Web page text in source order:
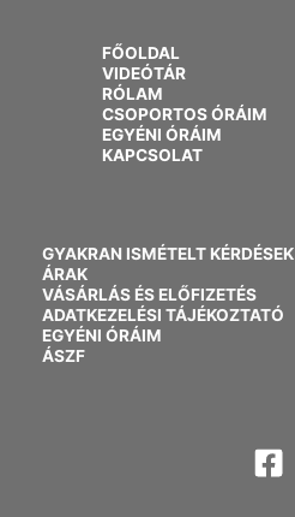
FŐOLDAL
VIDEÓTÁR
RÓLAM
CSOPORTOS ÓRÁIM
EGYÉNI ÓRÁIM
KAPCSOLAT
GYAKRAN ISMÉTELT KÉRDÉSEK
ÁRAK
VÁSÁRLÁS ÉS ELŐFIZETÉS
ADATKEZELÉSI TÁJÉKOZTATÓ
EGYÉNI ÓRÁIM
ÁSZF